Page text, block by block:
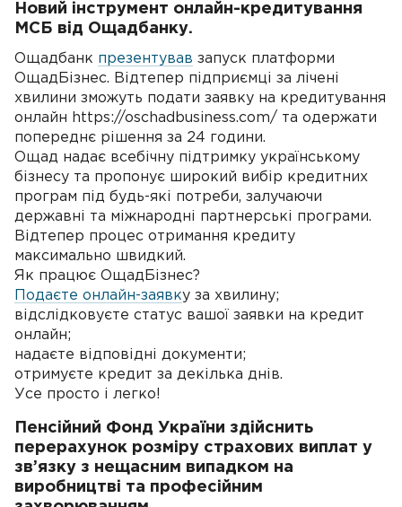
Новий інструмент онлайн-кредитування
МСБ від Ощадбанку.
Ощадбанк презентував запуск платформи
ОщадБізнес. Відтепер підприємці за лічені
хвилини зможуть подати заявку на кредитування
онлайн https://oschadbusiness.com/ та одержати
попереднє рішення за 24 години.
Ощад надає всебічну підтримку українському
бізнесу та пропонує широкий вибір кредитних
програм під будь-які потреби, залучаючи
державні та міжнародні партнерські програми.
Відтепер процес отримання кредиту
максимально швидкий.
Як працює ОщадБізнес?
Подаєте онлайн-заявку за хвилину;
відслідковуєте статус вашої заявки на кредит
онлайн;
надаєте відповідні документи;
отримуєте кредит за декілька днів.
Усе просто і легко!
Пенсійний Фонд України здійснить
перерахунок розміру страхових виплат у
зв’язку з нещасним випадком на
виробництві та професійним